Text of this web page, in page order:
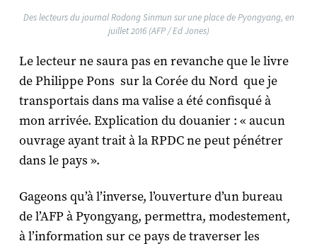
Des lecteurs du journal Rodong Sinmun sur une place de Pyongyang, en
juillet 2016 (AFP / Ed Jones)
Le lecteur ne saura pas en revanche que le livre
de Philippe Pons sur la Corée du Nord que je
transportais dans ma valise a été confisqué à
mon arrivée. Explication du douanier : « aucun
ouvrage ayant trait à la RPDC ne peut pénétrer
dans le pays ».
Gageons qu’à l’inverse, l’ouverture d’un bureau
de l’AFP à Pyongyang, permettra, modestement,
à l’information sur ce pays de traverser les